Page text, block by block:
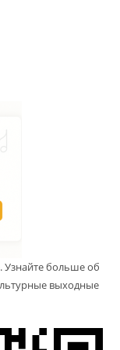
Узнайте больше об
выходные